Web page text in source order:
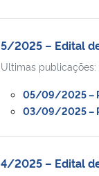
5/2025 – Edital
Ultimas
05/09/2025 –
03/09/2025 –
4/2025 – Edital